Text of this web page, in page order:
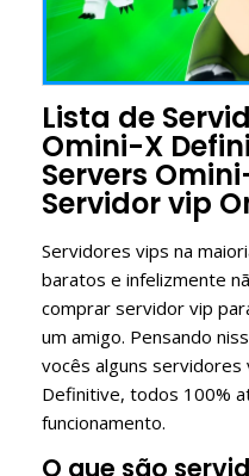
Lista de
Omini-X
Servers
Servidor vip
Servidores vips na
baratos e infelizmente
comprar servidor vip
um amigo. Pensando
vocês alguns servidores
Definitive, todos 100%
funcionamento.
O que são